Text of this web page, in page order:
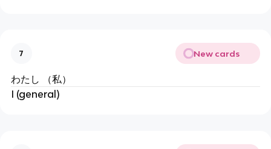
7 New cards
わたし （私）
I (general)